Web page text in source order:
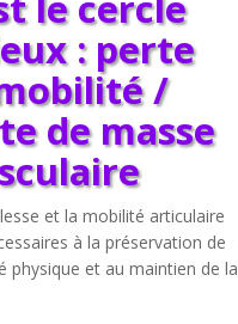
: perte
/
de masse
et la mobilité articulaire
à la préservation de
physique et au maintien de la